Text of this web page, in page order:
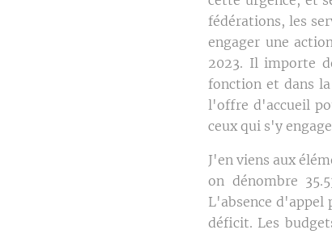
fédérations, les
engager une
2023. Il importe
fonction et dans
l'offre d'accueil
ceux qui s'y
J'en viens aux
on dénombre
L'absence d'appel
déficit. Les